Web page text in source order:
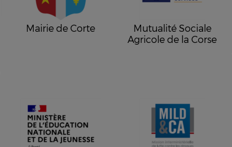
Mairie de Corte
Mutualité Sociale
Agricole de la Corse